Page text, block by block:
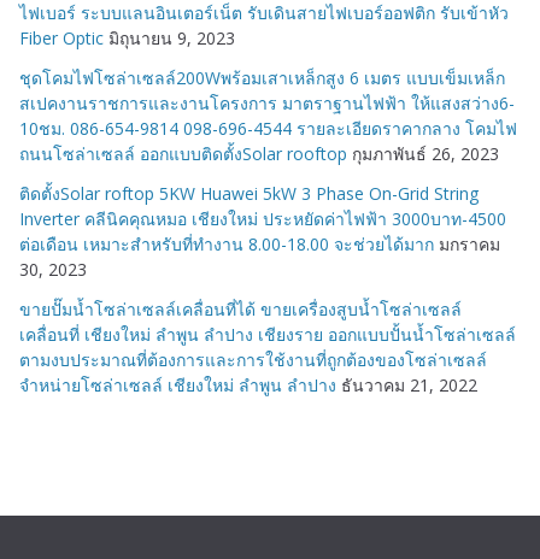
ไฟเบอร์ ระบบแลนอินเตอร์เน็ต รับเดินสายไฟเบอร์ออฟติก รับเข้าหัว
Fiber Optic มิถุนายน 9, 2023
ชุดโคมไฟโซล่าเซลล์200Wพร้อมเสาเหล็กสูง 6 เมตร แบบเข็มเหล็ก
สเปคงานราชการและงานโครงการ มาตราฐานไฟฟ้า ให้แสงสว่าง6-
10ชม. 086-654-9814 098-696-4544 รายละเอียดราคากลาง โคมไฟ
ถนนโซล่าเซลล์ ออกแบบติดตั้งSolar rooftop กุมภาพันธ์ 26, 2023
ติดตั้งSolar roftop 5KW Huawei 5kW 3 Phase On-Grid String
Inverter คลีนิคคุณหมอ เชียงใหม่ ประหยัดค่าไฟฟ้า 3000บาท-4500
ต่อเดือน เหมาะสำหรับที่ทำงาน 8.00-18.00 จะช่วยได้มาก มกราคม
30, 2023
ขายปั๊มน้ำโซล่าเซลล์เคลื่อนที่ได้ ขายเครื่องสูบน้ำโซล่าเซลล์
เคลื่อนที่ เชียงใหม่ ลำพูน ลำปาง เชียงราย ออกแบบปั้นน้ำโซล่าเซลล์
ตามงบประมาณที่ต้องการและการใช้งานที่ถูกต้องของโซล่าเซลล์
จำหน่ายโซล่าเซลล์ เชียงใหม่ ลำพูน ลำปาง ธันวาคม 21, 2022